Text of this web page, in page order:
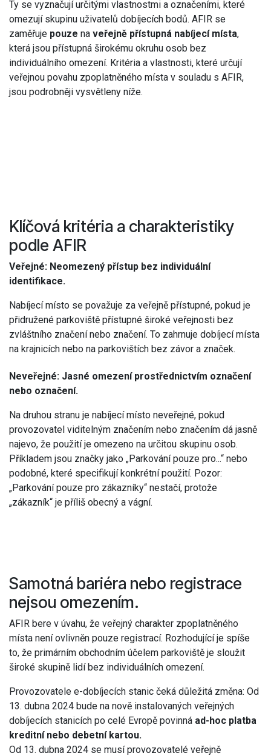
Ty se vyznačují určitými vlastnostmi a označeními, které
omezují skupinu uživatelů dobíjecích bodů. AFIR se
zaměřuje pouze na veřejně přístupná nabíjecí místa,
která jsou přístupná širokému okruhu osob bez
individuálního omezení. Kritéria a vlastnosti, které určují
veřejnou povahu zpoplatněného místa v souladu s AFIR,
jsou podrobněji vysvětleny níže.
Klíčová kritéria a charakteristiky
podle AFIR
Veřejné: Neomezený přístup bez individuální
identifikace.
Nabíjecí místo se považuje za veřejně přístupné, pokud je
přidružené parkoviště přístupné široké veřejnosti bez
zvláštního značení nebo značení. To zahrnuje dobíjecí místa
na krajnicích nebo na parkovištích bez závor a značek.
Neveřejné: Jasné omezení prostřednictvím označení
nebo označení.
Na druhou stranu je nabíjecí místo neveřejné, pokud
provozovatel viditelným značením nebo značením dá jasně
najevo, že použití je omezeno na určitou skupinu osob.
Příkladem jsou značky jako „Parkování pouze pro...“ nebo
podobné, které specifikují konkrétní použití. Pozor:
„Parkování pouze pro zákazníky“ nestačí, protože
„zákazník“ je příliš obecný a vágní.
Samotná bariéra nebo registrace
nejsou omezením.
AFIR bere v úvahu, že veřejný charakter zpoplatněného
místa není ovlivněn pouze registrací. Rozhodující je spíše
to, že primárním obchodním účelem parkoviště je sloužit
široké skupině lidí bez individuálních omezení.
Provozovatele e-dobíjecích stanic čeká důležitá změna: Od
13. dubna 2024 bude na nově instalovaných veřejných
dobíjecích stanicích po celé Evropě povinná ad-hoc platba
kreditní nebo debetní kartou.
Od 13. dubna 2024 se musí provozovatelé veřejně